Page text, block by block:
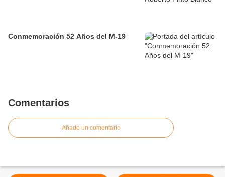
Conmemoración 52 Años del M-19
Comentarios
Añade un comentario